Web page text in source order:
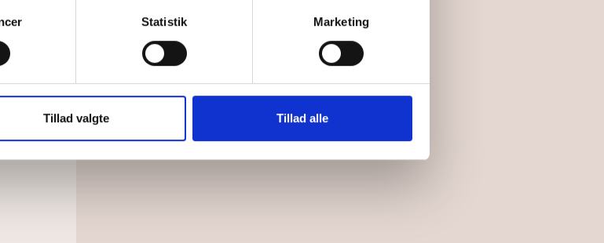
Statistik Marketing
Tillad valgte Tillad alle